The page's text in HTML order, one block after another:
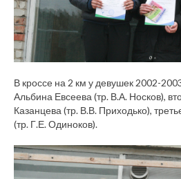
В кроссе на 2 км у девушек 2002-
Альбина Евсеева (тр. В.А. Носков),
Казанцева (тр. В.В. Приходько),
(тр. Г.Е. Одиноков).